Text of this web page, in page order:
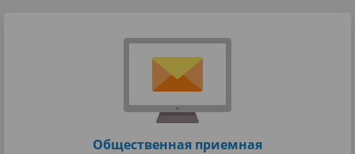
Общественная приемная